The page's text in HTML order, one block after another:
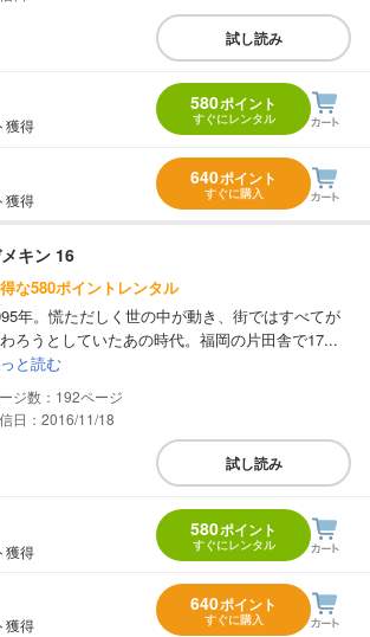
試し読み
獲得
580ポイント
すぐにレンタル
獲得
640ポイント
すぐに購入
キン 16
な580ポイントレンタル
年。慌ただしく世の中が動き、街ではすべてが
ろうとしていたあの時代。福岡の片田舎で17...
と読む
192
日：2016/11/18
試し読み
獲得
580ポイント
すぐにレンタル
獲得
640ポイント
すぐに購入